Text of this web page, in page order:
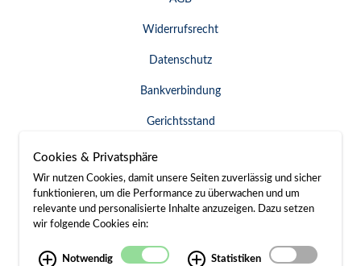
Widerrufsrecht
Datenschutz
Bankverbindung
Gerichtsstand
Widerruf erklären
SERVICE & KONTAKT
Besuch / Anfahrt
Cookies & Privatsphäre
Wir nutzen Cookies, damit unsere Seiten zuverlässig und sicher
funktionieren, um die Performance zu überwachen und um
relevante und personalisierte Inhalte anzuzeigen. Dazu setzen
wir folgende Cookies ein:
Notwendig Statistiken